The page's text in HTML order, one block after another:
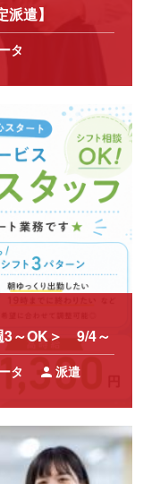
遣】
タ
3～OK＞ 9/4～
タ
派遣